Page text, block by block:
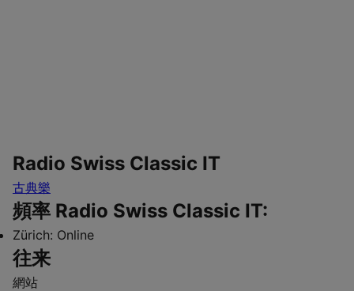
Radio Swiss Classic IT
古典樂
頻率 Radio Swiss Classic IT:
Zürich: Online
往来
網站